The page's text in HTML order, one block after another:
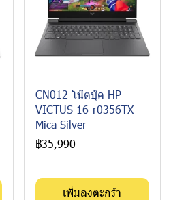
CN012 โน๊ตบุ๊ค HP
VICTUS 16-r0356TX
Mica Silver
฿35,990
เพิ่มลงตะกร้า